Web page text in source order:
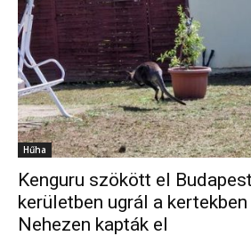
Hűha
Kenguru szökött el
kerületben ugrál a
Nehezen kapták el